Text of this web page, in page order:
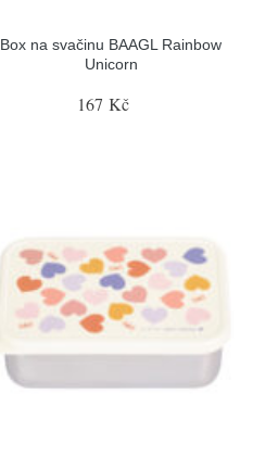
Box na svačinu BAAGL Rainbow
Unicorn
167 Kč